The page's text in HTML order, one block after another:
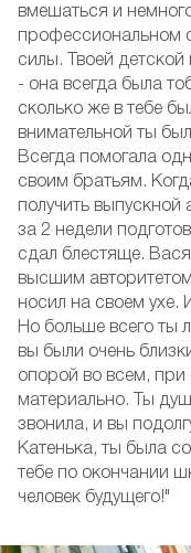
вмешаться и
профессиональном
силы. Твоей
- она всегда была
сколько же в тебе
внимательной ты
Всегда помогала
своим братьям.
получить выпускной
за 2 недели
сдал блестяще.
высшим
носил на своем ухе.
Но больше всего ты
вы были очень
опорой во всем, при
материально. Ты
звонила, и вы
Катенька, ты была
тебе по окончании
человек будущего!"